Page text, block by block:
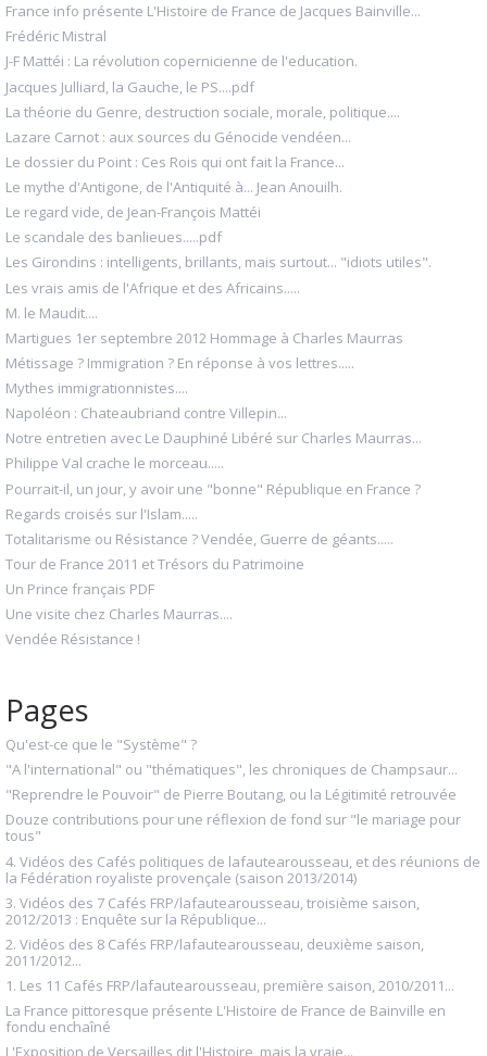
France info présente L'Histoire de France de Jacques Bainville...
Frédéric Mistral
J-F Mattéi : La révolution copernicienne de l'education.
Jacques Julliard, la Gauche, le PS....pdf
La théorie du Genre, destruction sociale, morale, politique....
Lazare Carnot : aux sources du Génocide vendéen...
Le dossier du Point : Ces Rois qui ont fait la France...
Le mythe d'Antigone, de l'Antiquité à... Jean Anouilh.
Le regard vide, de Jean-François Mattéi
Le scandale des banlieues.....pdf
Les Girondins : intelligents, brillants, mais surtout... "idiots utiles".
Les vrais amis de l'Afrique et des Africains.....
M. le Maudit....
Martigues 1er septembre 2012 Hommage à Charles Maurras
Métissage ? Immigration ? En réponse à vos lettres.....
Mythes immigrationnistes....
Napoléon : Chateaubriand contre Villepin...
Notre entretien avec Le Dauphiné Libéré sur Charles Maurras...
Philippe Val crache le morceau.....
Pourrait-il, un jour, y avoir une "bonne" République en France ?
Regards croisés sur l'Islam.....
Totalitarisme ou Résistance ? Vendée, Guerre de géants.....
Tour de France 2011 et Trésors du Patrimoine
Un Prince français PDF
Une visite chez Charles Maurras....
Vendée Résistance !
Pages
Qu'est-ce que le "Système" ?
"A l'international" ou "thématiques", les chroniques de Champsaur...
"Reprendre le Pouvoir" de Pierre Boutang, ou la Légitimité retrouvée
Douze contributions pour une réflexion de fond sur "le mariage pour
tous"
4. Vidéos des Cafés politiques de lafautearousseau, et des réunions de
la Fédération royaliste provençale (saison 2013/2014)
3. Vidéos des 7 Cafés FRP/lafautearousseau, troisième saison,
2012/2013 : Enquête sur la République...
2. Vidéos des 8 Cafés FRP/lafautearousseau, deuxième saison,
2011/2012...
1. Les 11 Cafés FRP/lafautearousseau, première saison, 2010/2011...
La France pittoresque présente L'Histoire de France de Bainville en
fondu enchaîné
L'Exposition de Versailles dit l'Histoire, mais la vraie...